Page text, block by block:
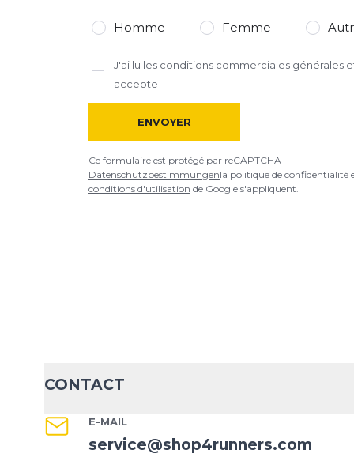
Homme Femme
J'ai lu les conditions commerciales générales
accepte
ENVOYER
Ce formulaire est protégé par reCAPTCHA –
Datenschutzbestimmungenla politique de confidentialité
conditions d'utilisation de Google s'appliquent.
CONTACT
E-MAIL
service@shop4runners.com